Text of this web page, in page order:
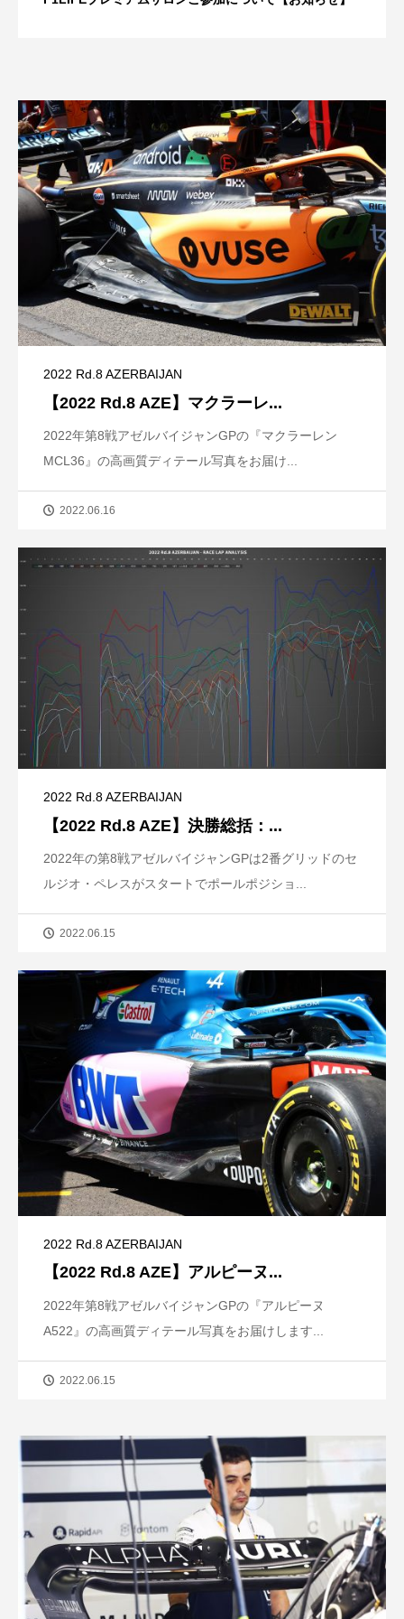
2022 Rd.8 AZERBAIJAN
【2022 Rd.8 AZE】マクラーレ...
2022年第8戦アゼルバイジャンGPの『マクラーレン
MCL36』の高画質ディテール写真をお届け...
2022.06.16
2022 Rd.8 AZERBAIJAN
【2022 Rd.8 AZE】決勝総括：...
2022年の第8戦アゼルバイジャンGPは2番グリッドのセ
ルジオ・ペレスがスタートでポールポジショ...
2022.06.15
2022 Rd.8 AZERBAIJAN
【2022 Rd.8 AZE】アルピーヌ...
2022年第8戦アゼルバイジャンGPの『アルピーヌ
A522』の高画質ディテール写真をお届けします...
2022.06.15